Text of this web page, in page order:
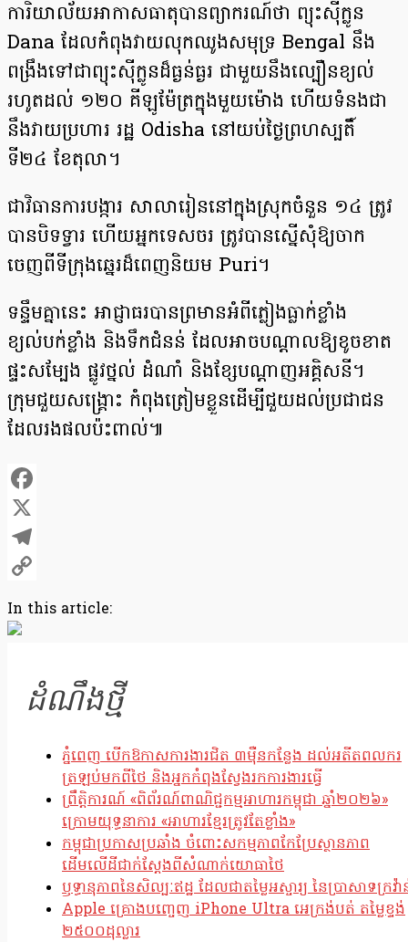
ការិយាល័យអាកាសធាតុបានព្យាករណ៍ថា ព្យុះស៊ីក្លូន
Dana ដែលកំពុងវាយលុកឈូងសមុទ្រ Bengal នឹង
ពង្រឹងទៅជាព្យុះស៊ីក្លូនដ៏ធ្ងន់ធ្ងរ ជាមួយនឹងល្បឿនខ្យល់
រហូតដល់ ១២០ គីឡូម៉ែត្រក្នុងមួយម៉ោង ហើយទំនងជា
នឹងវាយប្រហារ រដ្ឋ Odisha នៅយប់ថ្ងៃព្រហស្បតិ៍
ទី២៤ ខែតុលា។
ជាវិធានការបង្ការ សាលារៀននៅក្នុងស្រុកចំនួន ១៤ ត្រូវ
បានបិទទ្វារ ហើយអ្នកទេសចរ ត្រូវបានស្នើសុំឱ្យចាក
ចេញពីទីក្រុងឆ្នេរដ៏ពេញនិយម Puri។
ទន្ទឹមគ្នានេះ អាជ្ញាធរបានព្រមានអំពីភ្លៀងធ្លាក់ខ្លាំង
ខ្យល់បក់ខ្លាំង និងទឹកជំនន់ ដែលអាចបណ្តាលឱ្យខូចខាត
ផ្ទះសម្បែង ផ្លូវថ្នល់ ដំណាំ និងខ្សែបណ្តាញអគ្គិសនី។
ក្រុមជួយសង្គ្រោះ កំពុងត្រៀមខ្លួនដើម្បីជួយដល់ប្រជាជន
ដែលរងផលប៉ះពាល់៕
Facebook
X
Telegram
Link
In this article:
ដំណឹងថ្មី
ភ្នំពេញ បើកឱកាសការងារជិត ៣ម៉ឺនកន្លែង ដល់អតីតពលករ
ត្រឡប់មកពីថៃ និងអ្នកកំពុងស្វែងរកការងារធ្វើ
ព្រឹត្តិការណ៍ «ពិព័រណ៍ពាណិជ្ជកម្មអាហារកម្ពុជា ឆ្នាំ២០២៦»
ក្រោមយុទ្ធនាការ «អាហារខ្មែរត្រូវតែខ្លាំង»
កម្ពុជាប្រកាសប្រឆាំង ចំពោះសកម្មភាពកែប្រែស្ថានភាព
ដើមលើដីជាក់ស្តែងពីសំណាក់យោធាថៃ
ឫទ្ធានុភាពនៃសិល្បៈឥដ្ឋ ដែលជាតម្លៃអស្ចារ្យ នៃប្រាសាទក្រវ៉
Apple គ្រោងបញ្ចេញ iPhone Ultra អេក្រង់បត់ តម្លៃខ្ទង់
២៥០០ដុល្លារ